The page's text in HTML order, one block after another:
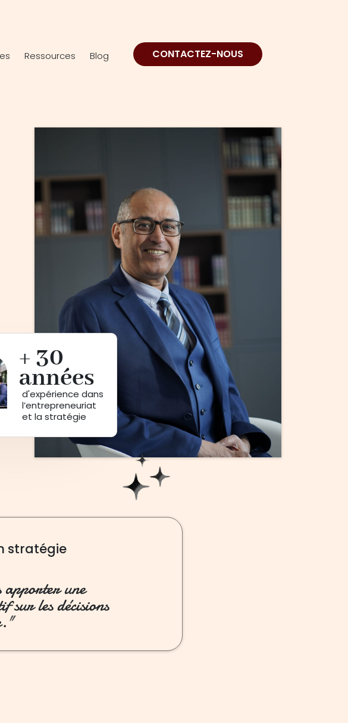
Ressources Blog CONTACTEZ-NOUS
+ 30
années
d'expérience dans
l’entrepreneuriat
et la stratégie
stratégie
apporter une
sur les décisions
"